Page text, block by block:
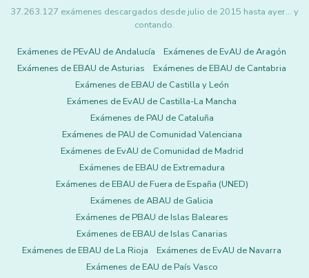
37.263.127 exámenes descargados desde julio de 2015 hasta ayer... y
contando.
Exámenes de PEvAU de Andalucía
Exámenes de EvAU de Aragón
Exámenes de EBAU de Asturias
Exámenes de EBAU de Cantabria
Exámenes de EBAU de Castilla y León
Exámenes de EvAU de Castilla-La Mancha
Exámenes de PAU de Cataluña
Exámenes de PAU de Comunidad Valenciana
Exámenes de EvAU de Comunidad de Madrid
Exámenes de EBAU de Extremadura
Exámenes de EBAU de Fuera de España (UNED)
Exámenes de ABAU de Galicia
Exámenes de PBAU de Islas Baleares
Exámenes de EBAU de Islas Canarias
Exámenes de EBAU de La Rioja
Exámenes de EvAU de Navarra
Exámenes de EAU de País Vasco